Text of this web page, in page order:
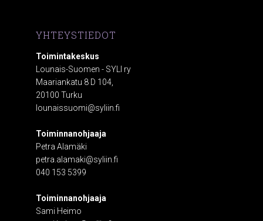
YHTEYSTIEDOT
Toimintakeskus
Lounais-Suomen - SYLI ry
Maariankatu 8 D 104,
20100 Turku
lounaissuomi@syliin.fi
Toiminnanohjaaja
Petra Alamäki
petra.alamaki@syliin.fi
040 153 5399
Toiminnanohjaaja
Sami Heimo